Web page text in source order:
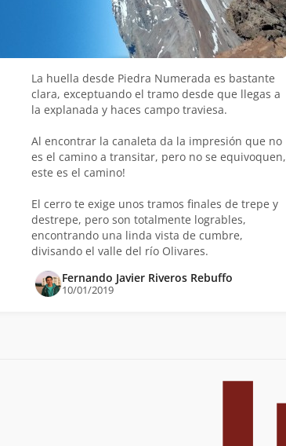
La huella desde Piedra Numerada es bastante
clara, exceptuando el tramo desde que llegas a
la explanada y haces campo traviesa.
Al encontrar la canaleta da la impresión que no
es el camino a transitar, pero no se equivoquen,
este es el camino!
El cerro te exige unos tramos finales de trepe y
destrepe, pero son totalmente logrables,
encontrando una linda vista de cumbre,
divisando el valle del río Olivares.
Fernando Javier Riveros Rebuffo
10/01/2019